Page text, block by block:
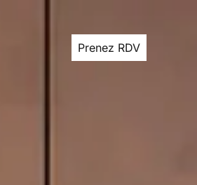
Prenez RDV